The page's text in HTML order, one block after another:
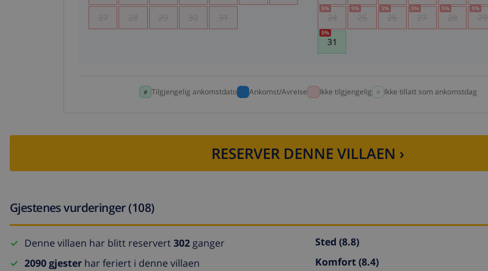
27 28 29 30 31 24
5%
25
5%
26
5%
27
5%
28
5%
29
5%
31
5%
Tilgjengelig ankomstdato Ankomst/Avreise Ikke tilgjengelig Ikke tillatt som ankomstdag
RESERVER DENNE VILLAEN ›
Gjestenes vurderinger (108)
Denne villaen har blitt reservert302 ganger
2090 gjester har feriert i denne villaen
Sted (8.8)
Komfort(8.4)